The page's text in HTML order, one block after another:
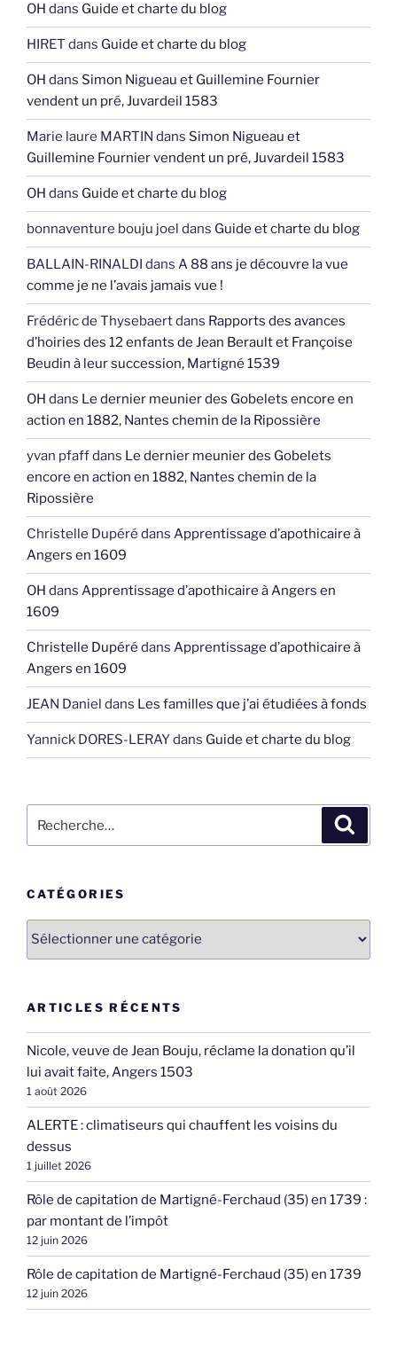
OH dans Guide et charte du blog
HIRET dans Guide et charte du blog
OH dans Simon Nigueau et Guillemine Fournier
vendent un pré, Juvardeil 1583
Marie laure MARTIN dans Simon Nigueau et
Guillemine Fournier vendent un pré, Juvardeil 1583
OH dans Guide et charte du blog
bonnaventure bouju joel dans Guide et charte du blog
BALLAIN-RINALDI dans A 88 ans je découvre la vue
comme je ne l’avais jamais vue !
Frédéric de Thysebaertdans Rapports des avances
d’hoiries des 12 enfants de Jean Berault et Françoise
Beudin à leur succession, Martigné 1539
OH dans Le dernier meunier des Gobelets encore en
action en 1882, Nantes chemin de la Ripossière
yvan pfaffdans Le dernier meunier des Gobelets
encore en action en 1882, Nantes chemin de la
Ripossière
Christelle Dupéré dans Apprentissage d’apothicaire à
Angers en 1609
OH dans Apprentissage d’apothicaire à Angers en
1609
Christelle Dupéré dans Apprentissage d’apothicaire à
Angers en 1609
JEAN Daniel dans Les familles que j’ai étudiées à fonds
Yannick DORES-LERAYdans Guide et charte du blog
pour
CATÉGORIES
Catégories
ARTICLES RÉCENTS
Nicole, veuve de Jean Bouju, réclame la donation qu’il
lui avait faite, Angers 1503
1 août 2026
ALERTE : climatiseurs qui chauffent les voisins du
dessus
1 juillet 2026
Rôle de capitation de Martigné-Ferchaud (35) en 1739 :
par montant de l’impôt
12 juin 2026
Rôle de capitation de Martigné-Ferchaud (35) en 1739
12 juin 2026